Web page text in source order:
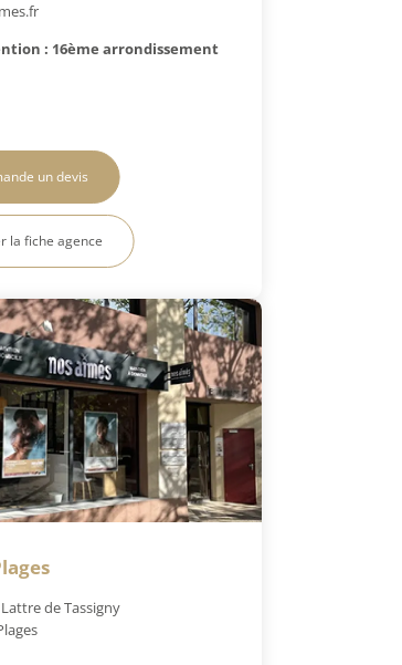
: 16ème arrondissement
un devis
la fiche agence
de Tassigny